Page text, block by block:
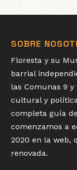
SOBRE
Floresta y su
barrial
las Comunas 9
cultural y
completa guía
comenzamos a
2020 en la web,
renovada.